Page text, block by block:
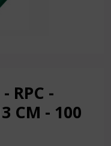
RPC -
CM - 100